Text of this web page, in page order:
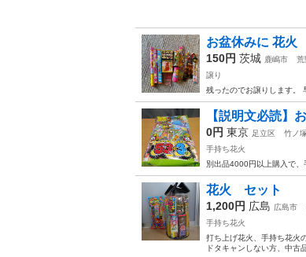
お盆休みに 花火
150円 茨城 鹿嶋市 荒
譲り
残ったのでお譲りします。
【説明文必読】
0円 東京 足立区 竹ノ
手持ち花火
別出品4000円以上購入で、
花火 セット
1,200円 広島 広島市
手持ち花火
打ち上げ花火、手持ち花火
ドタキャンしない方、中古